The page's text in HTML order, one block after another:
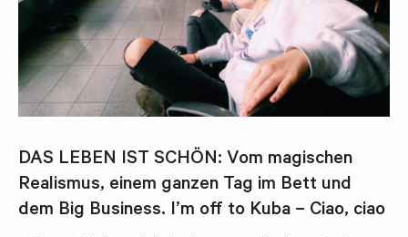
DAS LEBEN IST SCHÖN: Vom magischen
Realismus, einem ganzen Tag im Bett und
dem Big Business. I’m off to Kuba – Ciao, ciao